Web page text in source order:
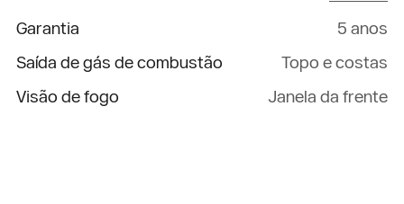
Garantia
5 anos
Saída de gás de combustão
Topo e costas
Visão de fogo
Janela da frente